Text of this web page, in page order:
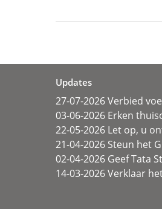
Updates
27-07-2026 Verbied
03-06-2026 Erken
22-05-2026 Let op, u
21-04-2026 Steun het
02-04-2026 Geef Tata
14-03-2026 Verklaar